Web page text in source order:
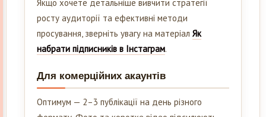
Якщо хочете детальніше вивчити стратегії
росту аудиторії та ефективні методи
просування, зверніть увагу на матеріал Як
набрати підписників в Інстаграм.
Для комерційних акаунтів
Оптимум — 2–3 публікації на день різного